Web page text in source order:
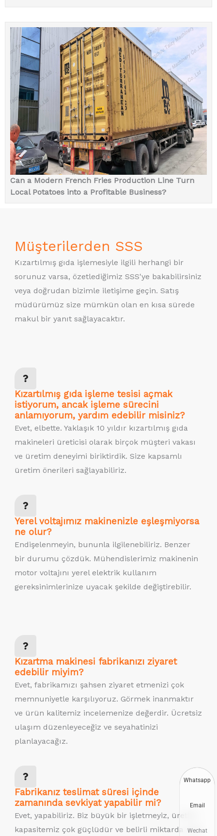
Can a Modern French Fries Production Line Turn
Local Potatoes into a Profitable Business?
Müşterilerden SSS
Kızartılmış gıda işlemesiyle ilgili herhangi bir
sorunuz varsa, özetlediğimiz SSS'ye bakabilirsiniz
veya doğrudan bizimle iletişime geçin. Satış
müdürümüz size mümkün olan en kısa sürede
makul bir yanıt sağlayacaktır.
Kızartılmış gıda işleme tesisi açmak
istiyorum, ancak işleme sürecini
anlamıyorum, yardım edebilir misiniz?
Evet, elbette. Yaklaşık 10 yıldır kızartılmış gıda
makineleri üreticisi olarak birçok müşteri vakası
ve üretim deneyimi biriktirdik. Size kapsamlı
üretim önerileri sağlayabiliriz.
Yerel voltajımız makinenizle eşleşmiyorsa
ne olur?
Endişelenmeyin, bununla ilgilenebiliriz. Benzer
bir durumu çözdük. Mühendislerimiz makinenin
motor voltajını yerel elektrik kullanım
gereksinimlerinize uyacak şekilde değiştirebilir.
Kızartma makinesi fabrikanızı ziyaret
edebilir miyim?
Evet, fabrikamızı şahsen ziyaret etmenizi çok
memnuniyetle karşılıyoruz. Görmek inanmaktır
ve ürün kalitemiz incelemenize değerdir. Ücretsiz
ulaşım düzenleyeceğiz ve seyahatinizi
planlayacağız.
Fabrikanız teslimat süresi içinde
zamanında sevkiyat yapabilir mi?
Evet, yapabiliriz. Biz büyük bir işletmeyiz, üretim
kapasitemiz çok güçlüdür ve belirli miktarda stok
Whatsapp
Email
Wechat